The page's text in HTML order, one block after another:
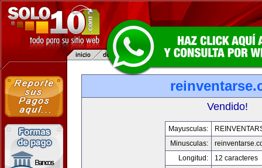
Vendido!
Mayusculas:
Minusculas:
Longitud:
12 caracteres